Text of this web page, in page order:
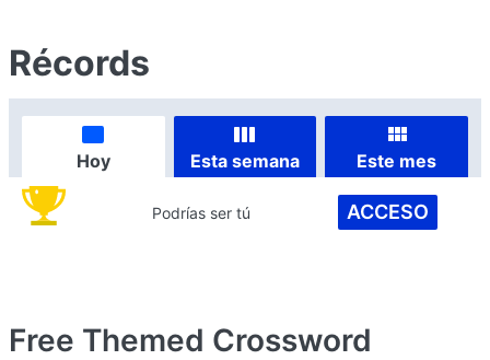
Récords
Hoy Esta semana Este mes
Podrías ser tú ACCESO
Free Themed Crossword